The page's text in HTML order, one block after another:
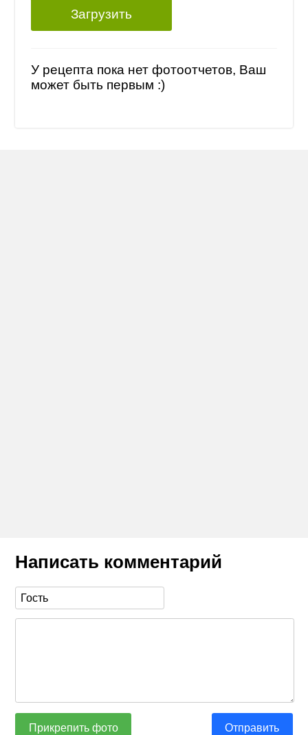
Загрузить
У рецепта пока нет фотоотчетов, Ваш
может быть первым :)
Написать комментарий
Прикрепить фото Отправить